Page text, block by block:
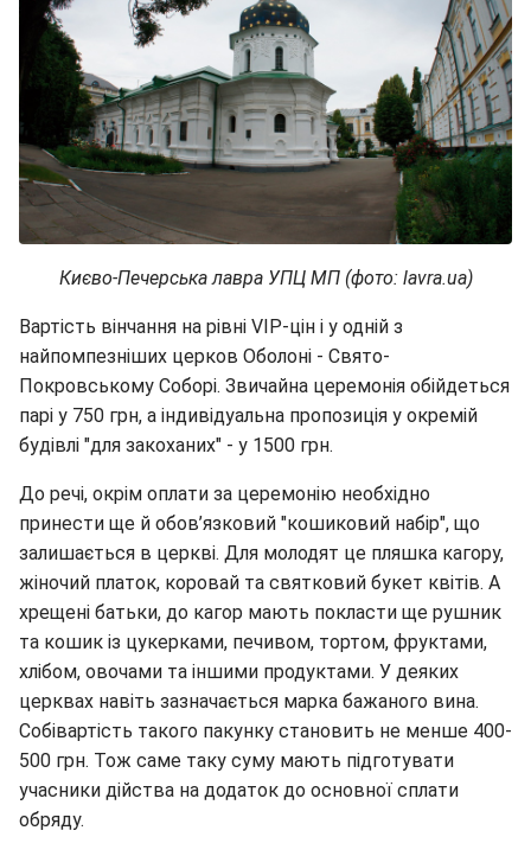
Києво-Печерська лавра УПЦ МП (фото: lavra.ua)
Вартість вінчання на рівні VIP-цін і у одній з
найпомпезніших церков Оболоні - Свято-
Покровському Соборі. Звичайна церемонія обійдеться
парі у 750 грн, а індивідуальна пропозиція у окремій
будівлі "для закоханих" - у 1500 грн.
До речі, окрім оплати за церемонію необхідно
принести ще й обов’язковий "кошиковий набір", що
залишається в церкві. Для молодят це пляшка кагору,
жіночий платок, коровай та святковий букет квітів. А
хрещені батьки, до кагор мають покласти ще рушник
та кошик із цукерками, печивом, тортом, фруктами,
хлібом, овочами та іншими продуктами. У деяких
церквах навіть зазначається марка бажаного вина.
Собівартість такого пакунку становить не менше 400-
500 грн. Тож саме таку суму мають підготувати
учасники дійства на додаток до основної сплати
обряду.